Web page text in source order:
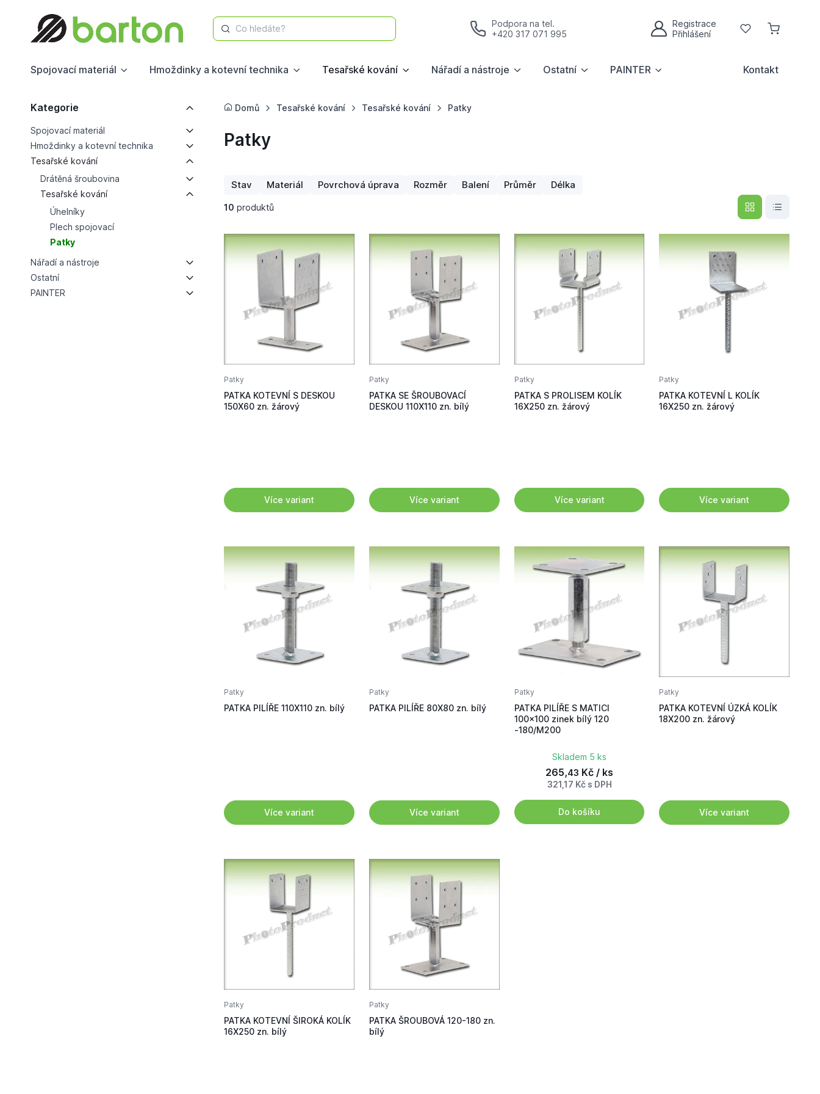
Co hledáte?
Podpora na tel.
+420 317 071 995
Registrace
Přihlášení
Oblíbené
Spojovací materiál Hmoždinky a kotevní technika Tesařské kování Nářadí a nástroje Ostatní PAINTER Kontakt
Kategorie
Spojovací materiál
Hmoždinky a kotevní technika
Tesařské kování
Drátěná šroubovina
Tesařské kování
Úhelníky
Plech spojovací
Patky
Nářadí a nástroje
Ostatní
PAINTER
Domů Tesařské kování Tesařské kování Patky
Patky
Stav Materiál Povrchová úprava Rozměr Balení Průměr Délka
10 produktů
Patky
PATKA KOTEVNÍ S DESKOU
150X60 zn. žárový
Více variant
Patky
PATKA SE ŠROUBOVACÍ
DESKOU 110X110 zn. bílý
Více variant
Patky
PATKA S PROLISEM KOLÍK
16X250 zn. žárový
Více variant
Patky
PATKA KOTEVNÍ L KOLÍK
16X250 zn. žárový
Více variant
Patky
PATKA PILÍŘE 110X110 zn. bílý
Více variant
Patky
PATKA PILÍŘE 80X80 zn. bílý
Více variant
Patky
PATKA PILÍŘE S MATICI
100x100 zinek bílý 120
-180/M200
Skladem 5 ks
265,43 Kč / ks
321,17 Kč s DPH
Do košíku
Patky
PATKA KOTEVNÍ ÚZKÁ KOLÍK
18X200 zn. žárový
Více variant
Patky
PATKA KOTEVNÍ ŠIROKÁ KOLÍK
16X250 zn. bílý
Patky
PATKA ŠROUBOVÁ 120-180 zn.
bílý